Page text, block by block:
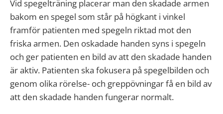
Vid spegelträning placerar man den skadade armen
bakom en spegel som står på högkant i vinkel
framför patienten med spegeln riktad mot den
friska armen. Den oskadade handen syns i spegeln
och ger patienten en bild av att den skadade handen
är aktiv. Patienten ska fokusera på spegelbilden och
genom olika rörelse- och greppövningar få en bild av
att den skadade handen fungerar normalt.